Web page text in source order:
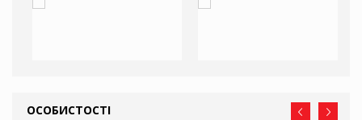
ОСОБИСТОСТІ